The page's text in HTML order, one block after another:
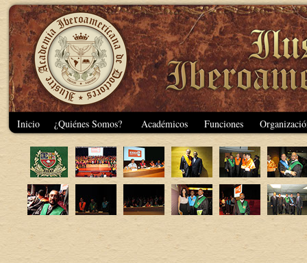
Inicio ¿Quiénes Somos? Académicos Funciones